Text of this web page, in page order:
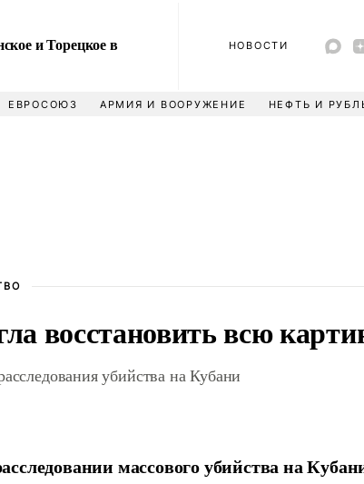
и Торецкое в
НОВОСТИ
ЕВРОСОЮЗ АРМИЯ И ВООРУЖЕНИЕ НЕФТЬ И
восстановить всю
убийства на Кубани
массового убийства на